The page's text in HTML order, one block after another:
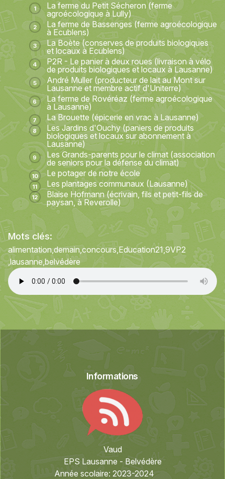
La ferme du Petit Sécheron (ferme
agroécologique à Lully)
La ferme de Bassenges (ferme agroécologique
à Ecublens)
La Boète (conserves de produits biologiques
et locaux à Ecublens)
P2R - Le panier à deux roues (livraison à vélo
de produits biologiques et locaux à Lausanne)
André Muller (producteur de lait au Mont sur
Lausanne et membre actif d'Uniterre)
La ferme de Rovéréaz (ferme agroécologique
à Lausanne)
La Brouette (épicerie en vrac à Lausanne)
Les Jardins d'Ouchy (paniers de produits
biologiques et locaux sur abonnement à
Lausanne)
Les Grands-parents pour le climat (association
de seniors pour la défense du climat)
Le potager de notre école
Les plantages communaux (Lausanne)
Blaise Hofmann (écrivain, fils et petit-fils de
paysan, à Reverolle)
Mots clés:
alimentation demain concours Education21 9VP2
lausanne belvédère
Informations
Vaud
EPS Lausanne - Belvédère
Année scolaire: 2023-2024